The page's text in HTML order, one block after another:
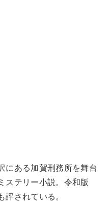
にある加賀刑務所を舞台
ステリー小説。令和版
評されている。